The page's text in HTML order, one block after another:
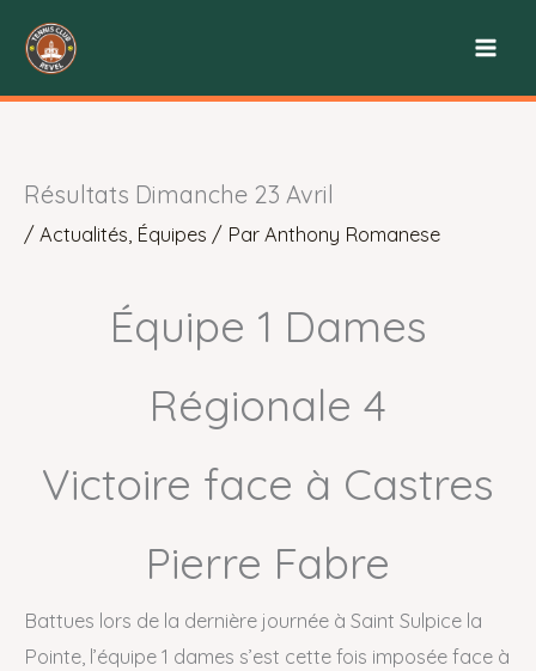
Résultats Dimanche 23 Avril
/ Actualités Équipes / Par Anthony Romanese
Équipe 1 Dames
Régionale 4
Victoire face à Castres
Pierre Fabre
Battues lors de la dernière journée à Saint Sulpice la
Pointe, l’équipe 1 dames s’est cette fois imposée face à